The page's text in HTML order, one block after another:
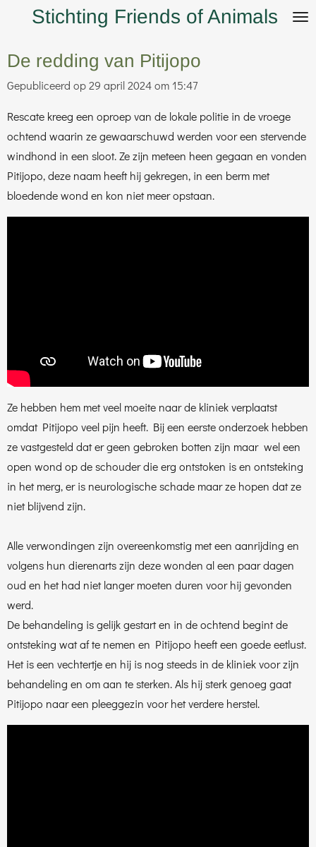
naar
hoofdinhoud
Stichting Friends of Animals
De redding van Pitijopo
Gepubliceerd op 29 april 2024 om 15:47
Rescate kreeg een oproep van de lokale politie in de vroege
ochtend waarin ze gewaarschuwd werden voor een stervende
windhond in een sloot. Ze zijn meteen heen gegaan en vonden
Pitijopo, deze naam heeft hij gekregen, in een berm met
bloedende wond en kon niet meer opstaan.
Ze hebben hem met veel moeite naar de kliniek verplaatst
omdat Pitijopo veel pijn heeft. Bij een eerste onderzoek hebben
ze vastgesteld dat er geen gebroken botten zijn maar wel een
open wond op de schouder die erg ontstoken is en ontsteking
in het merg, er is neurologische schade maar ze hopen dat ze
niet blijvend zijn.
Alle verwondingen zijn overeenkomstig met een aanrijding en
volgens hun dierenarts zijn deze wonden al een paar dagen
oud en het had niet langer moeten duren voor hij gevonden
werd.
De behandeling is gelijk gestart en in de ochtend begint de
ontsteking wat af te nemen en Pitijopo heeft een goede eetlust.
Het is een vechtertje en hij is nog steeds in de kliniek voor zijn
behandeling en om aan te sterken. Als hij sterk genoeg gaat
Pitijopo naar een pleeggezin voor het verdere herstel.